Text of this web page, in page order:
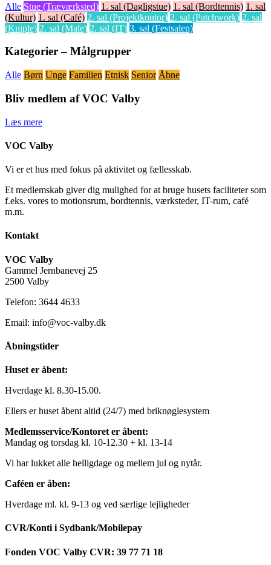
Alle Stue (Træværksted) 1. sal (Dagligstue) 1. sal (Bordtennis) 1. sal
(Kultur) 1. sal (Café) 2. sal (Projektkontor) 2. sal (Patchwork) 2. sal
(Kniple) 2. sal (Male) 2. sal (IT) 3. sal (Festsalen)
Kategorier – Målgrupper
Alle Børn Unge Familien Etnisk Senior Åbne
Bliv medlem af VOC Valby
Læs mere
VOC Valby
Vi er et hus med fokus på aktivitet og fællesskab.
Et medlemskab giver dig mulighed for at bruge husets faciliteter som
f.eks. vores to motionsrum, bordtennis, værksteder, IT-rum, café
m.m.
Kontakt
VOC Valby
Gammel Jernbanevej 25
2500 Valby
Telefon: 3644 4633
Email: info@voc-valby.dk
Åbningstider
Huset er åbent:
Hverdage kl. 8.30-15.00.
Ellers er huset åbent altid (24/7) med briknøglesystem
Medlemsservice/Kontoret er åbent:
Mandag og torsdag kl. 10-12.30 + kl. 13-14
Vi har lukket alle helligdage og mellem jul og nytår.
Caféen er åben:
Hverdage ml. kl. 9-13 og ved særlige lejligheder
CVR/Konti i Sydbank/Mobilepay
Fonden VOC Valby CVR: 39 77 71 18